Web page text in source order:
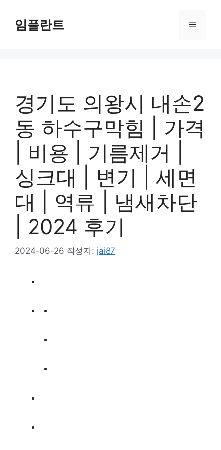
임플란트 메
경기도 의왕시 내손2
동 하수구막힘 | 가격
| 비용 | 기름제거 |
싱크대 | 변기 | 세면
대 | 역류 | 냄새차단
| 2024 후기
2024-06-26 작성자: jai87